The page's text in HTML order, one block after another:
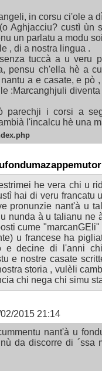
in corsu ci'ole a
Aghjacciu? custì ùn
un parlatu a modu
, di a nostra lingua .
tuccà a u veru
pensu ch'ella hè a
a e casate, e pò
:Marcanghjuli
parechji i corsi a
l'incalcu hè una
he vera chi u
hai di veru francatu
pronunzie nant'à u
nunda à u talianu ne
cume
u francese ha
e decine di l'anni
e nostre casate
storia , vulèli
chi nega chi simu
2015 21:14
nant'à u
da discorre di ´ssa